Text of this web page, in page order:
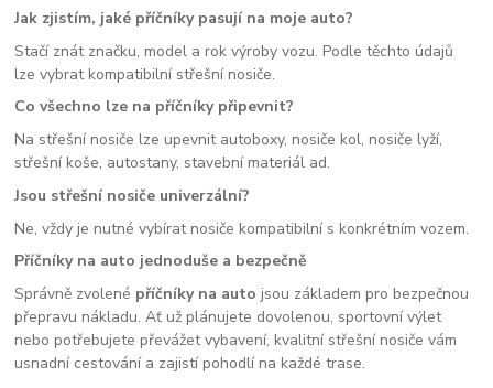
Jak zjistím, jaké příčníky pasují na moje auto?
Stačí znát značku, model a rok výroby vozu. Podle těchto údajů
lze vybrat kompatibilní střešní nosiče.
Co všechno lze na příčníky připevnit?
Na střešní nosiče lze upevnit autoboxy, nosiče kol, nosiče lyží,
střešní koše, autostany, stavební materiál ad.
Jsou střešní nosiče univerzální?
Ne, vždy je nutné vybírat nosiče kompatibilní s konkrétním vozem.
Příčníky na auto jednoduše a bezpečně
Správně zvolené příčníky na auto jsou základem pro bezpečnou
přepravu nákladu. Ať už plánujete dovolenou, sportovní výlet
nebo potřebujete převážet vybavení, kvalitní střešní nosiče vám
usnadní cestování a zajistí pohodlí na každé trase.